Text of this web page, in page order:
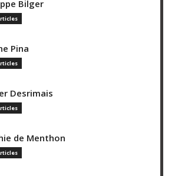
Bilger
Pina
Desrimais
de Menthon